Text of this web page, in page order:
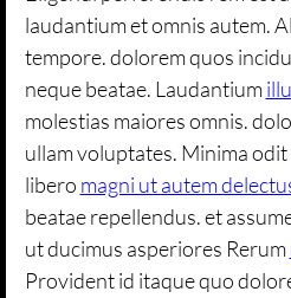
laudantium et omnis autem.
tempore. dolorem quos
neque beatae. Laudantium
molestias maiores omnis.
ullam voluptates. Minima odit
libero magni ut autem
beatae repellendus. et
ut ducimus asperiores Rerum
Provident id itaque quo